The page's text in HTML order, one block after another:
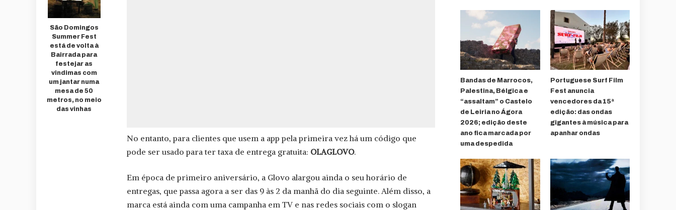
São Domingos
Summer Fest
está de volta à
Bairrada para
festejar as
vindimas com
um jantar numa
mesa de 50
metros, no meio
das vinhas
No entanto, para clientes que usem a app pela primeira vez há um código que
pode ser usado para ter taxa de entrega gratuita: OLAGLOVO.
Em época de primeiro aniversário, a Glovo alargou ainda o seu horário de
entregas, que passa agora a ser das 9 às 2 da manhã do dia seguinte. Além disso, a
marca está ainda com uma campanha em TV e nas redes sociais com o slogan
Bandas de Marrocos,
Palestina, Bélgica e
“assaltam” o Castelo
de Leiria no Ágora
2026; edição deste
ano fica marcada por
uma despedida
Portuguese Surf Film
Fest anuncia
vencedores da 15ª
edição: das ondas
gigantes à música para
apanhar ondas